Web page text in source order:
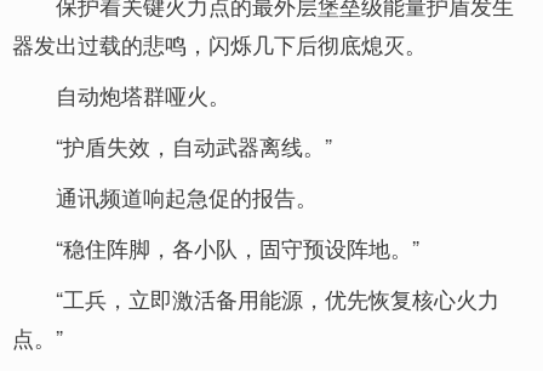
器发出过载的悲鸣，闪烁几下后彻底熄灭。
自动炮塔群哑火。
“护盾失效，自动武器离线。”
通讯频道响起急促的报告。
“稳住阵脚，各小队，固守预设阵地。”
“工兵，立即激活备用能源，优先恢复核心火力
点。”